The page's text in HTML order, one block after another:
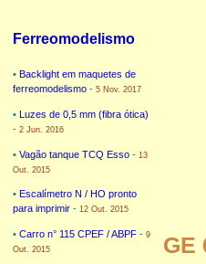
Ferreomodelismo
• Backlight em maquetes de
ferreomodelismo - 5 Nov. 2017
• Luzes de 0,5 mm (fibra ótica)
- 2 Jun. 2016
• Vagão tanque TCQ Esso - 13
Out. 2015
• Escalímetro N / HO pronto
para imprimir - 12 Out. 2015
• Carro n° 115 CPEF / ABPF - 9
Out. 2015
GE